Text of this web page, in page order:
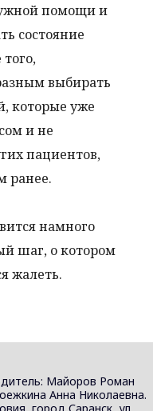
помощи и
состояние
выбирать
которые уже
и не
пациентов,
ранее.
намного
шаг, о котором
жалеть.
Майоров Роман
Анна Николаевна.